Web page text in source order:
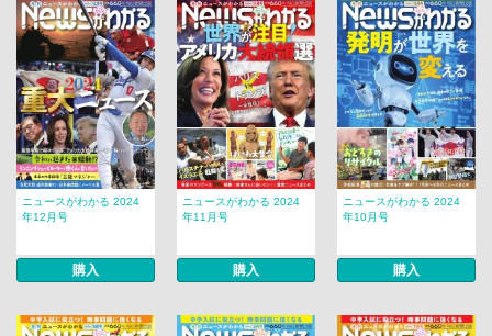
ニュースがわかる 2024
年12月号
購入
ニュースがわかる 2024
年11月号
購入
ニュースがわかる 2024
年10月号
購入